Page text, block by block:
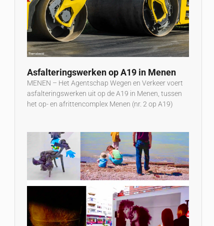
Asfalteringswerken op A19 in Menen
MENEN – Het Agentschap Wegen en Verkeer voert
asfalteringswerken uit op de A19 in Menen, tussen
het op- en afrittencomplex Menen (nr. 2 op A19)